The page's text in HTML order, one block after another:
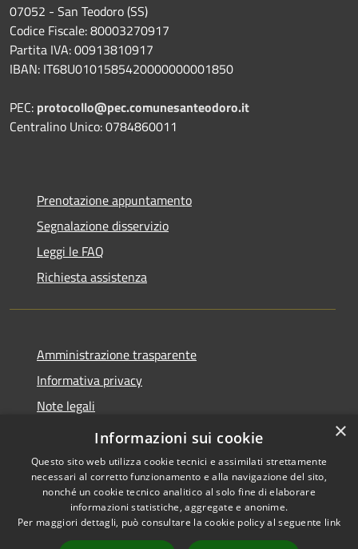
07052 - San Teodoro (SS)
Codice Fiscale: 80003270917
Partita IVA: 00913810917
IBAN: IT68U0101585420000000001850
PEC: protocollo@pec.comunesanteodoro.it
Centralino Unico: 0784860011
Prenotazione appuntamento
Segnalazione disservizio
Leggi le FAQ
Richiesta assistenza
Amministrazione trasparente
Informativa privacy
Note legali
Dichiarazione di accessibilità
Accessibilità
Copyright © 2026 • Comune di
San Teodoro • Powered by
×
Informazioni sui cookie
Questo sito web utilizza cookie tecnici e assimilati strettamente
necessari al corretto funzionamento e alla navigazione del sito,
nonché un cookie tecnico analitico al solo fine di elaborare
informazioni statistiche, aggregate e anonime.
Per maggiori dettagli, può consultare la cookie policy al seguente link